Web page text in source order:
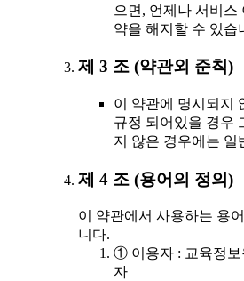
으면, 언제나 서비스
약을 해지할 수 있습
제 3 조 (약관외 준칙)
이 약관에 명시되지
규정 되어있을 경우
지 않은 경우에는 일
제 4 조 (용어의 정의)
이 약관에서 사용하는 용
니다.
① 이용자 : 교육정보
자